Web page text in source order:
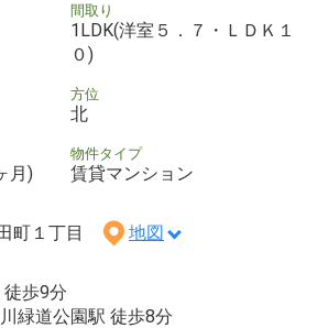
間取り
1LDK(洋室５．７・ＬＤＫ１
０)
方位
北
月)
物件タイプ
賃貸マンション
町１丁目 地図
徒歩9分
緑道公園駅 徒歩8分